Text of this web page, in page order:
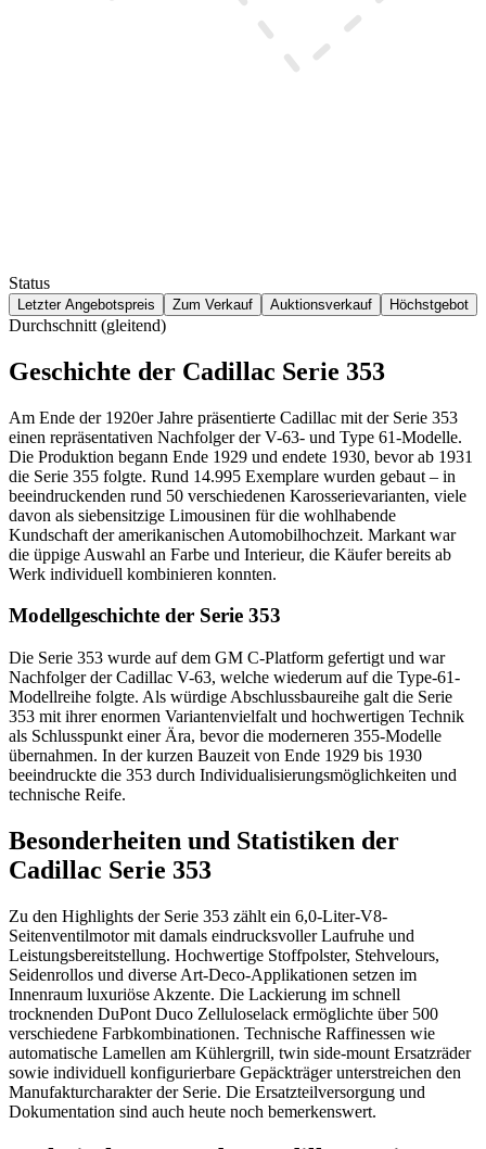
Status
Letzter Angebotspreis Zum Verkauf Auktionsverkauf Höchstgebot
Durchschnitt (gleitend)
Geschichte der Cadillac Serie 353
Am Ende der 1920er Jahre präsentierte Cadillac mit der Serie 353
einen repräsentativen Nachfolger der V-63- und Type 61-Modelle.
Die Produktion begann Ende 1929 und endete 1930, bevor ab 1931
die Serie 355 folgte. Rund 14.995 Exemplare wurden gebaut – in
beeindruckenden rund 50 verschiedenen Karosserievarianten, viele
davon als siebensitzige Limousinen für die wohlhabende
Kundschaft der amerikanischen Automobilhochzeit. Markant war
die üppige Auswahl an Farbe und Interieur, die Käufer bereits ab
Werk individuell kombinieren konnten.
Modellgeschichte der Serie 353
Die Serie 353 wurde auf dem GM C-Platform gefertigt und war
Nachfolger der Cadillac V-63, welche wiederum auf die Type-61-
Modellreihe folgte. Als würdige Abschlussbaureihe galt die Serie
353 mit ihrer enormen Variantenvielfalt und hochwertigen Technik
als Schlusspunkt einer Ära, bevor die moderneren 355-Modelle
übernahmen. In der kurzen Bauzeit von Ende 1929 bis 1930
beeindruckte die 353 durch Individualisierungsmöglichkeiten und
technische Reife.
Besonderheiten und Statistiken der
Cadillac Serie 353
Zu den Highlights der Serie 353 zählt ein 6,0-Liter-V8-
Seitenventilmotor mit damals eindrucksvoller Laufruhe und
Leistungsbereitstellung. Hochwertige Stoffpolster, Stehvelours,
Seidenrollos und diverse Art-Deco-Applikationen setzen im
Innenraum luxuriöse Akzente. Die Lackierung im schnell
trocknenden DuPont Duco Zelluloselack ermöglichte über 500
verschiedene Farbkombinationen. Technische Raffinessen wie
automatische Lamellen am Kühlergrill, twin side-mount Ersatzräder
sowie individuell konfigurierbare Gepäckträger unterstreichen den
Manufakturcharakter der Serie. Die Ersatzteilversorgung und
Dokumentation sind auch heute noch bemerkenswert.